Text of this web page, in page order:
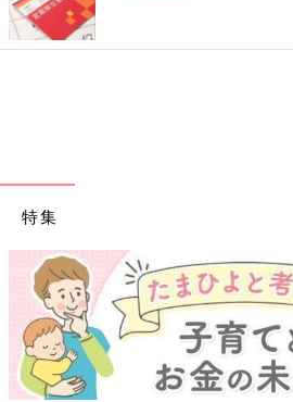
特集